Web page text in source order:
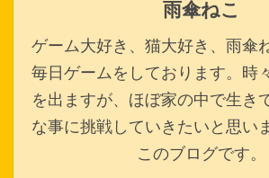
雨傘ねこ
ゲーム大好き、猫大好き、雨傘
毎日ゲームをしております。時
を出ますが、ほぼ家の中で生き
な事に挑戦していきたいと思い
このブログです。